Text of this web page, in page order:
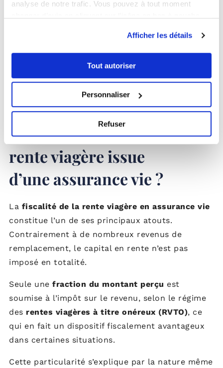
analyse de notre trafic. Vous pouvez à tout moment
Afficher les détails
Tout autoriser
Personnaliser
Refuser
Cette formule permet de trouver un
, tout en limitant le risque de
“perte” du capital en cas de décès rapide.
Quelle est la fiscalité de la
rente viagère issue
d’une assurance vie ?
La fiscalité de la rente viagère en assurance vie
constitue l’un de ses principaux atouts.
Contrairement à de nombreux revenus de
remplacement, le capital en rente n’est pas
imposé en totalité.
Seule une fraction du montant perçu est
soumise à l’impôt sur le revenu, selon le régime
des rentes viagères à titre onéreux (RVTO), ce
qui en fait un dispositif fiscalement avantageux
dans certaines situations.
Cette particularité s’explique par la nature même